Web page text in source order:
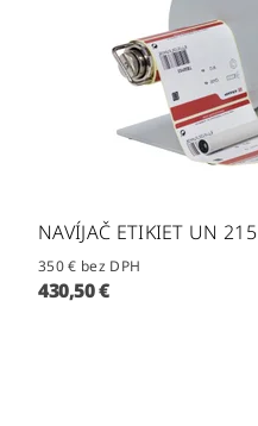
NAVÍJAČ ETIKIET UN 215
350 € bez DPH
430,50 €